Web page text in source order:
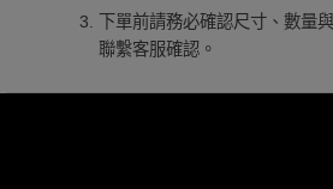
下單前請務必確認尺寸、數量
聯繫客服確認。